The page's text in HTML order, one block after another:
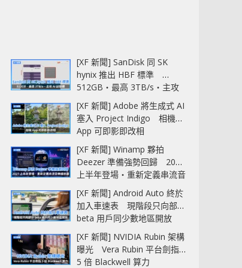
[XF 新聞] SanDisk 同 SK
hynix 推出 HBF 標準
512GB‧最高 3TB/s‧主攻
AI 記憶體
[XF 新聞] Adobe 將生成式 AI
塞入 Project Indigo 相機
App 可即影即改相
[XF 新聞] Winamp 夥拍
Deezer 準備強勢回歸 2027
上半年登場‧重新定義串流音
樂播放器
[XF 新聞] Android Auto 終於
加入車速表 現階段只向部分
beta 用戶同少數地區開放
[XF 新聞] NVIDIA Rubin 架構
曝光 Vera Rubin 平台劍指
5 倍 Blackwell 算力